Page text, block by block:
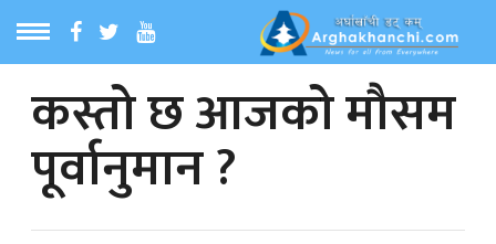
MENU
समाचार
कस्तो छ आजको मौसम
पूर्वानुमान ?